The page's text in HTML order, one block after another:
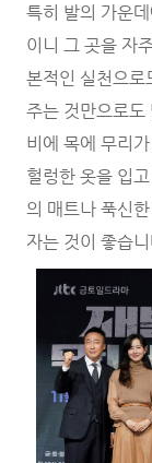
특히 발의 가운
이니 그 곳을 자
본적인 실천으로
주는 것만으로도
비에 목에 무리
헐렁한 옷을 입
의 매트나 푹신
자는 것이 좋습